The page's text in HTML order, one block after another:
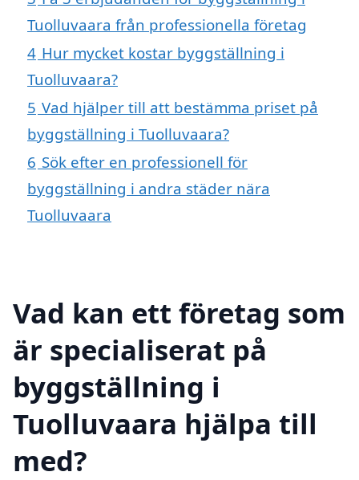
Tuolluvaara från professionella företag
4 Hur mycket kostar byggställning i
Tuolluvaara?
5 Vad hjälper till att bestämma priset på
byggställning i Tuolluvaara?
6 Sök efter en professionell för
byggställning i andra städer nära
Tuolluvaara
Vad kan ett företag som
är specialiserat på
byggställning i
Tuolluvaara hjälpa till
med?